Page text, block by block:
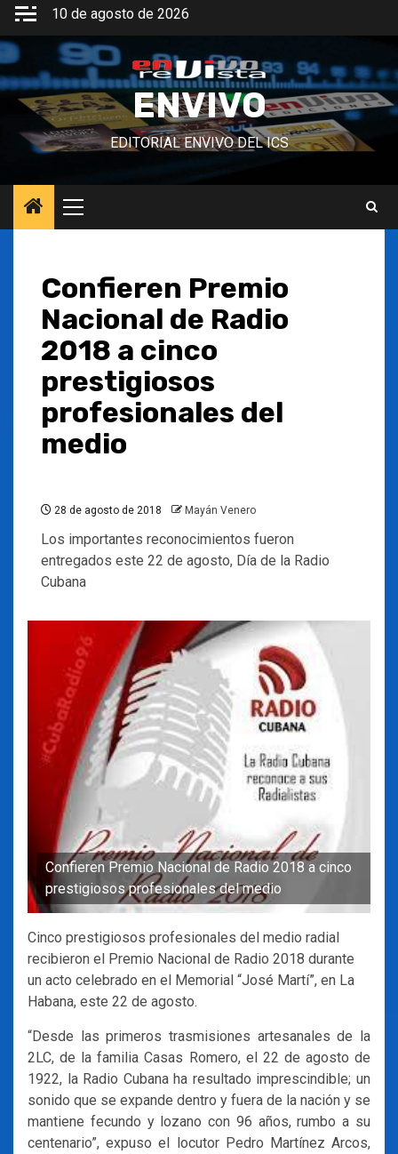
Saltar
contenido
10 de agosto de 2026
ENVIVO
EDITORIAL ENVIVO DEL ICS
Menú
principal
Confieren Premio
Nacional de Radio
2018 a cinco
prestigiosos
profesionales del
medio
28 de agosto de 2018 Mayán Venero
Los importantes reconocimientos fueron
entregados este 22 de agosto, Día de la Radio
Cubana
Confieren Premio Nacional de Radio 2018 a cinco
prestigiosos profesionales del medio
Cinco prestigiosos profesionales del medio radial
recibieron el Premio Nacional de Radio 2018 durante
un acto celebrado en el Memorial “José Martí”, en La
Habana, este 22 de agosto.
“Desde las primeros trasmisiones artesanales de la
2LC, de la familia Casas Romero, el 22 de agosto de
1922, la Radio Cubana ha resultado imprescindible; un
sonido que se expande dentro y fuera de la nación y se
mantiene fecundo y lozano con 96 años, rumbo a su
centenario”, expuso el locutor Pedro Martínez Arcos,